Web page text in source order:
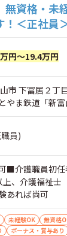
無資格・
！＜正社員
円～19.4万円
市 下冨居２丁
やま鉄道「新
員)
■介護職員初任
上、介護福祉
あれば尚可
未経験OK 無資格
ボーナス・賞与あり